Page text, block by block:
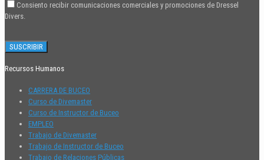
Consiento recibir comunicaciones comerciales y promociones de Dressel
Divers.
Recursos Humanos
CARRERA DE BUCEO
Curso de Divemaster
Curso de Instructor de Buceo
EMPLEO
Trabajo de Divemaster
Trabajo de Instructor de Buceo
Trabajo de Relaciones Públicas